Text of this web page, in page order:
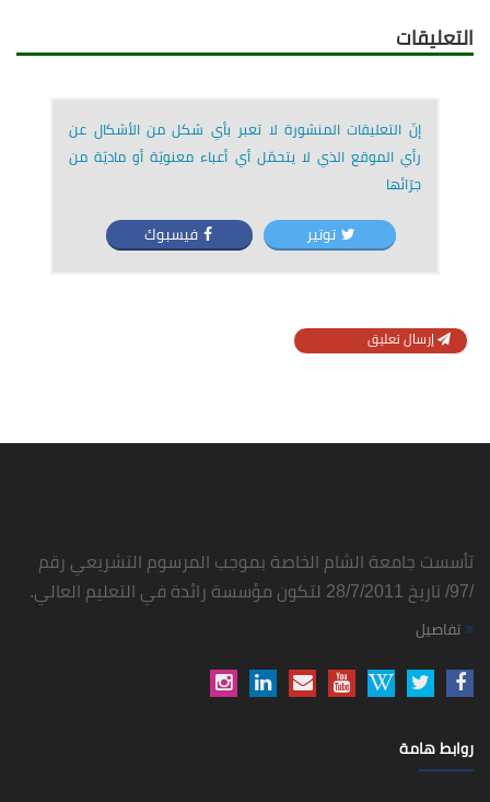
التعليقات
إنّ التعليقات المنشورة لا تعبر بأي شكل من الأشكال عن
رأي الموقع الذي لا يتحمّل أي أعباء معنويّة أو ماديّة من
جرّائها
توتير فيسبوك
إرسال تعليق
تأسست جامعة الشام الخاصة بموجب المرسوم التشريعي رقم
/97/ تاريخ 28/7/2011 لتكون مؤسسة رائدة في التعليم العالي.
تفاصيل
روابط هامة